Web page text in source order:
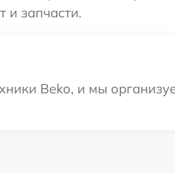
и запчасти.
Beko, и мы